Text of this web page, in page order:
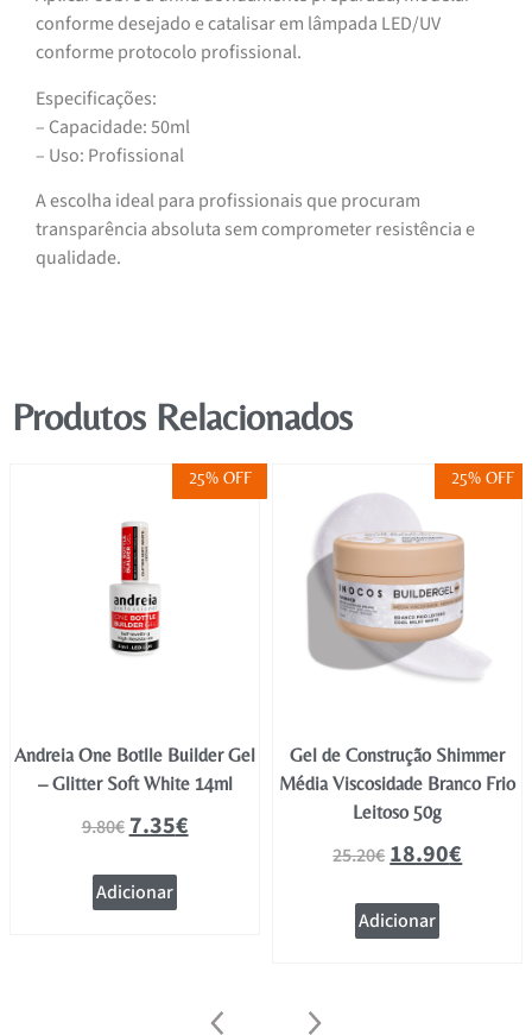
conforme desejado e catalisar em lâmpada LED/UV
conforme protocolo profissional.
Especificações:
– Capacidade: 50ml
– Uso: Profissional
A escolha ideal para profissionais que procuram
transparência absoluta sem comprometer resistência e
qualidade.
Produtos Relacionados
25% OFF
Andreia One Botlle Builder Gel
– Glitter Soft White 14ml
9.80€7.35€
Adicionar
25% OFF
Gel de Construção Shimmer
Média Viscosidade Branco Frio
Leitoso 50g
25.20€18.90€
Adicionar